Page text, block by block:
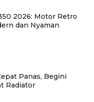
2026: Motor Retro
dan Nyaman
Panas, Begini
Radiator